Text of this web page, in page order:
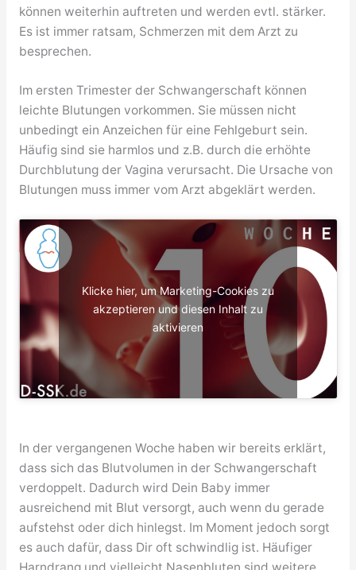
können weiterhin auftreten und werden evtl. stärker.
Es ist immer ratsam, Schmerzen mit dem Arzt zu
besprechen.
Im ersten Trimester der Schwangerschaft können
leichte Blutungen vorkommen. Sie müssen nicht
unbedingt ein Anzeichen für eine Fehlgeburt sein.
Häufig sind sie harmlos und z.B. durch die erhöhte
Durchblutung der Vagina verursacht. Die Ursache von
Blutungen muss immer vom Arzt abgeklärt werden.
Klicke hier, um Marketing-Cookies zu
akzeptieren und diesen Inhalt zu
aktivieren
In der vergangenen Woche haben wir bereits erklärt,
dass sich das Blutvolumen in der Schwangerschaft
verdoppelt. Dadurch wird Dein Baby immer
ausreichend mit Blut versorgt, auch wenn du gerade
aufstehst oder dich hinlegst. Im Moment jedoch sorgt
es auch dafür, dass Dir oft schwindlig ist. Häufiger